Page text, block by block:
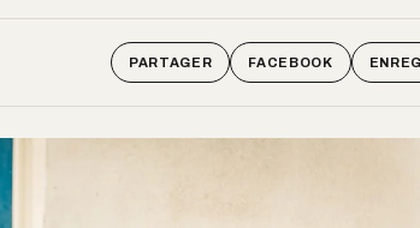
PARTAGER FACEBOOK